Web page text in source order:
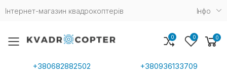
Інтернет-магазин квадрокоптерів Iнфо
Toggle mobile menu
+380682882502 +380936133709
0 0 0